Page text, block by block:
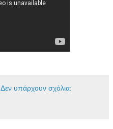
Δεν υπάρχουν σχόλια: